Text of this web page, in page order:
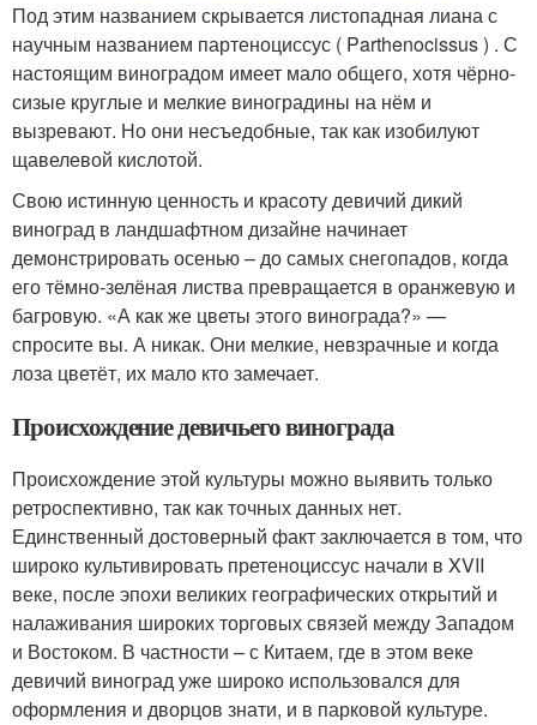
Под этим названием скрывается листопадная лиана с
научным названием партеноциссус ( Parthenocissus ) . С
настоящим виноградом имеет мало общего, хотя чёрно-
сизые круглые и мелкие виноградины на нём и
вызревают. Но они несъедобные, так как изобилуют
щавелевой кислотой.
Свою истинную ценность и красоту девичий дикий
виноград в ландшафтном дизайне начинает
демонстрировать осенью – до самых снегопадов, когда
его тёмно-зелёная листва превращается в оранжевую и
багровую. «А как же цветы этого винограда?» —
спросите вы. А никак. Они мелкие, невзрачные и когда
лоза цветёт, их мало кто замечает.
Происхождение девичьего винограда
Происхождение этой культуры можно выявить только
ретроспективно, так как точных данных нет.
Единственный достоверный факт заключается в том, что
широко культивировать претеноциссус начали в XVII
веке, после эпохи великих географических открытий и
налаживания широких торговых связей между Западом
и Востоком. В частности – с Китаем, где в этом веке
девичий виноград уже широко использовался для
оформления и дворцов знати, и в парковой культуре.